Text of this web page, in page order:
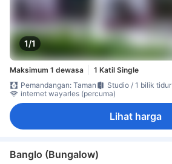
1/1
Maksimum 1 dewasa
1 Katil Single
Pemandangan: Taman
Studio / 1 bilik tidur
internet wayarles (percuma)
Lihat harga
Banglo (Bungalow)